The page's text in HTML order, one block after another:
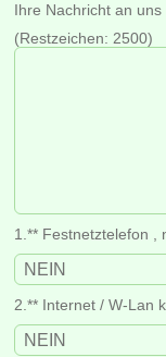
Ihre Nachricht an uns
(Restzeichen: 2500)
1.** Festnetztelefon ,
2.** Internet / W-Lan